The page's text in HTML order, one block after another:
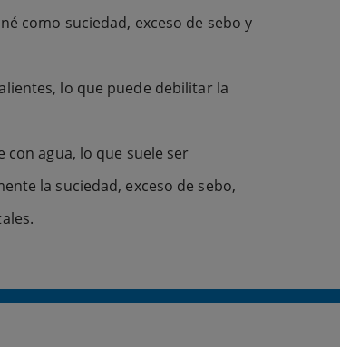
como suciedad, exceso de sebo y
lo que puede debilitar la
agua, lo que suele ser
la suciedad, exceso de sebo,